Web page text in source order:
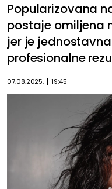
Popularizovana
postaje omiljena
jer je
profesionalne
07.08.2025. 19:45